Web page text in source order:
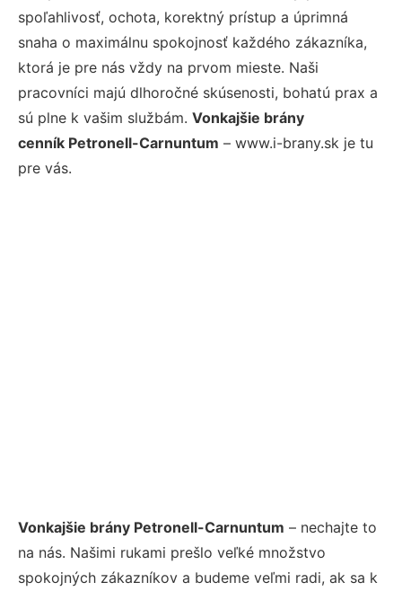
spoľahlivosť, ochota, korektný prístup a úprimná
snaha o maximálnu spokojnosť každého zákazníka,
ktorá je pre nás vždy na prvom mieste. Naši
pracovníci majú dlhoročné skúsenosti, bohatú prax a
sú plne k vašim službám. Vonkajšie brány
cenník Petronell-Carnuntum – www.i-brany.sk je tu
pre vás.
Vonkajšie brány Petronell-Carnuntum – nechajte to
na nás. Našimi rukami prešlo veľké množstvo
spokojných zákazníkov a budeme veľmi radi, ak sa k